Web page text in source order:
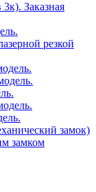
Заказная
резкой
замок)
замком